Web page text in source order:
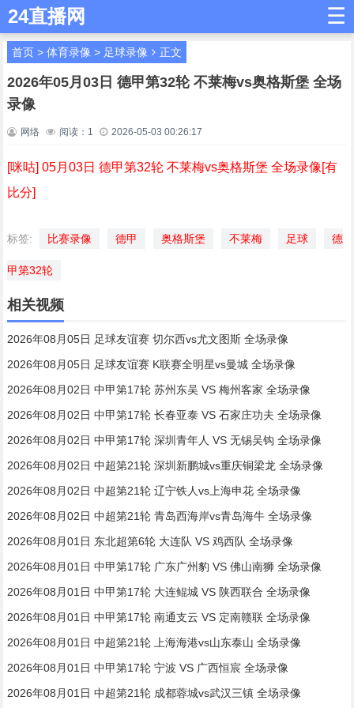
24直播网 ☰
首页> 体育录像 > 足球录像 正文
2026年05月03日 德甲第32轮 不莱梅vs奥格斯堡 全场
录像
网络 阅读： 1 2026-05-03 00:26:17
[咪咕] 05月03日 德甲第32轮 不莱梅vs奥格斯堡 全场录像[有
比分]
标签: 比赛录像 德甲 奥格斯堡 不莱梅 足球 德
甲第32轮
相关视频
2026年08月05日 足球友谊赛 切尔西vs尤文图斯 全场录像
2026年08月05日 足球友谊赛 K联赛全明星vs曼城 全场录像
2026年08月02日 中甲第17轮 苏州东吴 VS 梅州客家 全场录像
2026年08月02日 中甲第17轮 长春亚泰 VS 石家庄功夫 全场录像
2026年08月02日 中甲第17轮 深圳青年人 VS 无锡吴钩 全场录像
2026年08月02日 中超第21轮 深圳新鹏城vs重庆铜梁龙 全场录像
2026年08月02日 中超第21轮 辽宁铁人vs上海申花 全场录像
2026年08月02日 中超第21轮 青岛西海岸vs青岛海牛 全场录像
2026年08月01日 东北超第6轮 大连队 VS 鸡西队 全场录像
2026年08月01日 中甲第17轮 广东广州豹 VS 佛山南狮 全场录像
2026年08月01日 中甲第17轮 大连鲲城 VS 陕西联合 全场录像
2026年08月01日 中甲第17轮 南通支云 VS 定南赣联 全场录像
2026年08月01日 中超第21轮 上海海港vs山东泰山 全场录像
2026年08月01日 中甲第17轮 宁波 VS 广西恒宸 全场录像
2026年08月01日 中超第21轮 成都蓉城vs武汉三镇 全场录像